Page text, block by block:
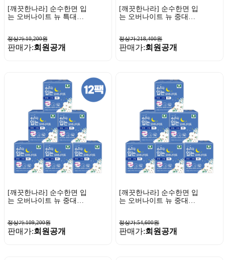
[깨끗한나라] 순수한면 입
는 오버나이트 뉴 특대형
정상가:10,200원
판매가:회원공개
[깨끗한나라] 순수한면 입
는 오버나이트 뉴 중대형
정상가:218,400원
판매가:회원공개
[깨끗한나라] 순수한면 입
는 오버나이트 뉴 중대형
정상가:109,200원
판매가:회원공개
[깨끗한나라] 순수한면 입
는 오버나이트 뉴 중대형
정상가:54,600원
판매가:회원공개